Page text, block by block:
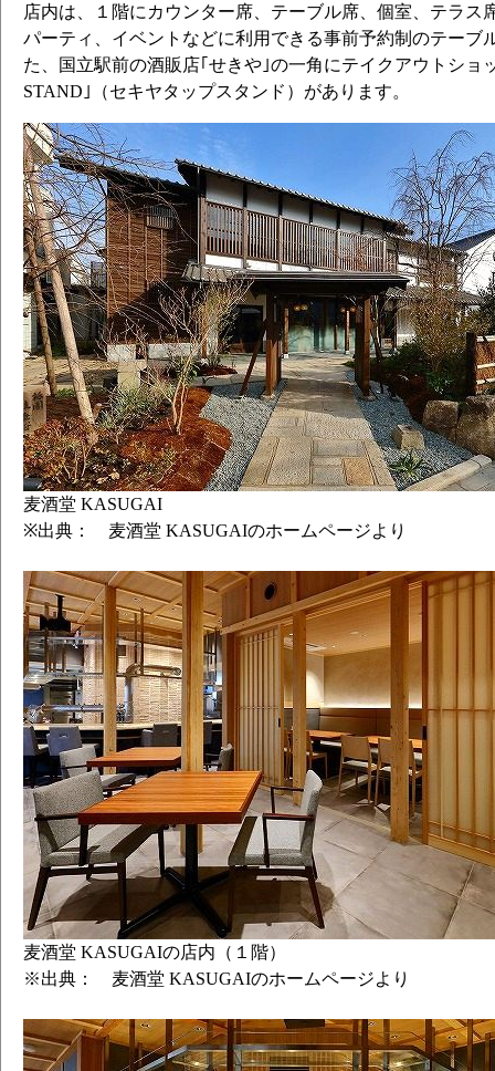
ペールエール）
鳥たちは峡谷に歌う ver.Best Bitter （ベ
世界は点滅するモザイク模様のように
ブル インディア ペールエール）
羅生門 （インディア ペールエール）
日ノデノソノサキ （アメリカン ベルゴ
富士見通りStruttin' Ver Session IPA （セ
ールエール）
天体観測 （インディア ペールエール）
Hop Filament - HBC735 - （インディア
2002 （ブリュット インディア ペール
店内は、１階にカウンター席、テーブル席、個室、テラス
パーティ、イベントなどに利用できる事前予約制のテーブ
た、国立駅前の酒販店｢せきや｣の一角にテイクアウトショ
STAND｣（セキヤタップスタンド）があります。
麦酒堂 KASUGAI
※出典： 麦酒堂 KASUGAIのホームページより
麦酒堂 KASUGAIの店内（１階）
※出典： 麦酒堂 KASUGAIのホームページより